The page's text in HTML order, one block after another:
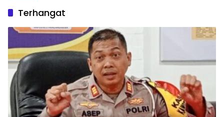
Terhangat